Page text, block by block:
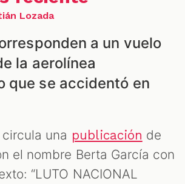
Lozada
a un vuelo
la aerolínea
que se accidentó en
una publicación de
el nombre Berta García con
“LUTO NACIONAL